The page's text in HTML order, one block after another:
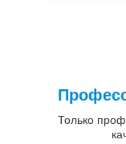
Только